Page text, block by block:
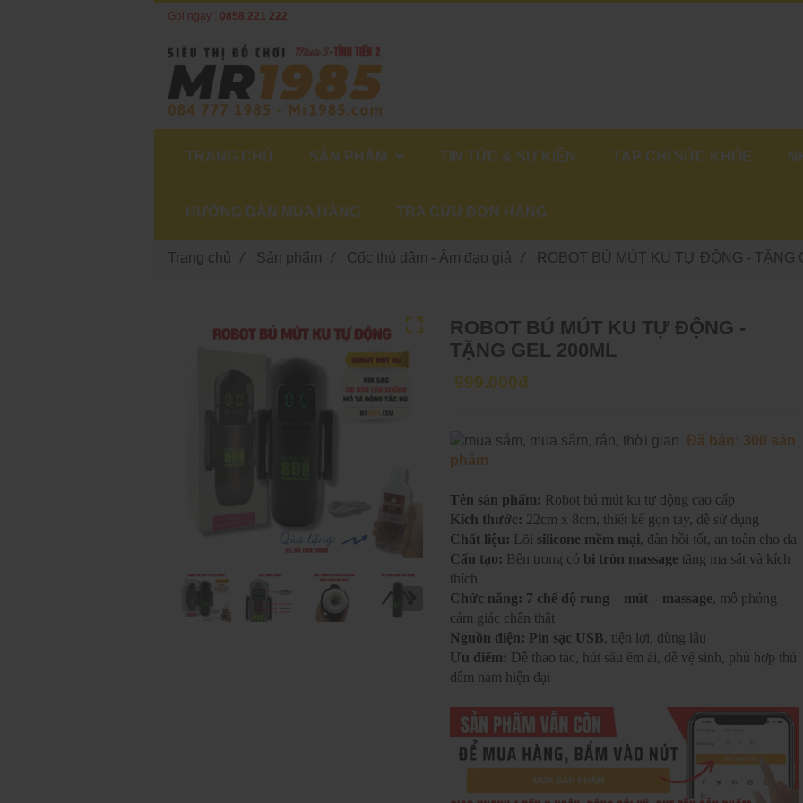
ROBOT BÚ MÚT KU TỰ ĐỘNG -
TẶNG GEL 200ML
999.000đ
Đã bán: 300 sản
phẩm
Tên sản phẩm: Robot bú mút ku tự động cao cấp
Kích thước: 22cm x 8cm, thiết kế gọn tay, dễ sử dụng
Chất liệu: Lõi silicone mềm mại, đàn hồi tốt, an toàn cho da
Cấu tạo: Bên trong có bi tròn massage tăng ma sát và kích
thích
Chức năng: 7 chế độ rung – mút – massage, mô phỏng
cảm giác chân thật
Nguồn điện: Pin sạc USB, tiện lợi, dùng lâu
Ưu điểm: Dễ thao tác, hút sâu êm ái, dễ vệ sinh, phù hợp thủ
dâm nam hiện đại
Trang chủ / Sản phẩm / Cốc thủ dâm - Âm đạo giả / ROBOT BÚ MÚT KU TỰ ĐỘNG - TẶNG
Gọi ngay : 0858 221 222
TRANG CHỦ SẢN PHẨM TIN TỨC & SỰ KIỆN TẠP CHÍ SỨC KHỎE
HƯỚNG DẪN MUA HÀNG TRA CỨU ĐƠN HÀNG